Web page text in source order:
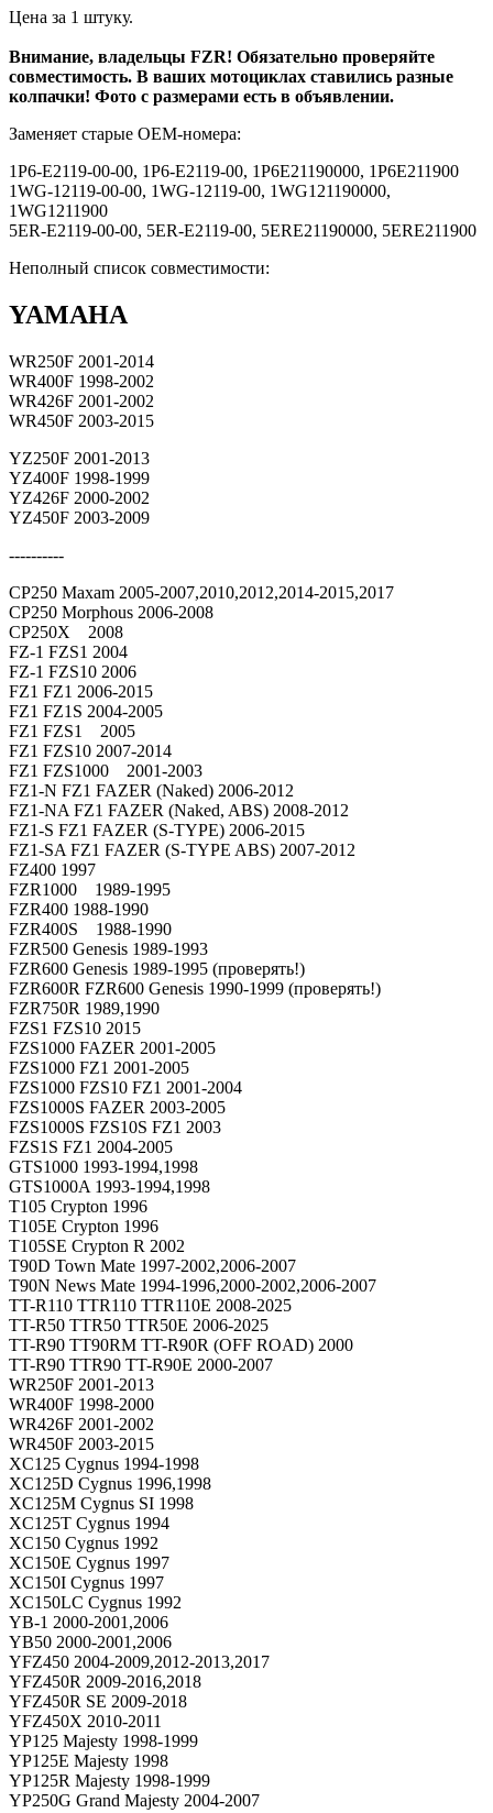
Цена за 1 штуку.
Внимание, владельцы FZR! Обязательно проверяйте
совместимость. В ваших мотоциклах ставились разные
колпачки! Фото с размерами есть в объявлении.
Заменяет старые OEM-номера:
1P6-E2119-00-00, 1P6-E2119-00, 1P6E21190000, 1P6E211900
1WG-12119-00-00, 1WG-12119-00, 1WG121190000,
1WG1211900
5ER-E2119-00-00, 5ER-E2119-00, 5ERE21190000, 5ERE211900
Неполный список совместимости:
YAMAHA
WR250F 2001-2014
WR400F 1998-2002
WR426F 2001-2002
WR450F 2003-2015
YZ250F 2001-2013
YZ400F 1998-1999
YZ426F 2000-2002
YZ450F 2003-2009
----------
CP250 Maxam 2005-2007,2010,2012,2014-2015,2017
CP250 Morphous 2006-2008
CP250X 2008
FZ-1 FZS1 2004
FZ-1 FZS10 2006
FZ1 FZ1 2006-2015
FZ1 FZ1S 2004-2005
FZ1 FZS1 2005
FZ1 FZS10 2007-2014
FZ1 FZS1000 2001-2003
FZ1-N FZ1 FAZER (Naked) 2006-2012
FZ1-NA FZ1 FAZER (Naked, ABS) 2008-2012
FZ1-S FZ1 FAZER (S-TYPE) 2006-2015
FZ1-SA FZ1 FAZER (S-TYPE ABS) 2007-2012
FZ400 1997
FZR1000 1989-1995
FZR400 1988-1990
FZR400S 1988-1990
FZR500 Genesis 1989-1993
FZR600 Genesis 1989-1995 (проверять!)
FZR600R FZR600 Genesis 1990-1999 (проверять!)
FZR750R 1989,1990
FZS1 FZS10 2015
FZS1000 FAZER 2001-2005
FZS1000 FZ1 2001-2005
FZS1000 FZS10 FZ1 2001-2004
FZS1000S FAZER 2003-2005
FZS1000S FZS10S FZ1 2003
FZS1S FZ1 2004-2005
GTS1000 1993-1994,1998
GTS1000A 1993-1994,1998
T105 Crypton 1996
T105E Crypton 1996
T105SE Crypton R 2002
T90D Town Mate 1997-2002,2006-2007
T90N News Mate 1994-1996,2000-2002,2006-2007
TT-R110 TTR110 TTR110E 2008-2025
TT-R50 TTR50 TTR50E 2006-2025
TT-R90 TT90RM TT-R90R (OFF ROAD) 2000
TT-R90 TTR90 TT-R90E 2000-2007
WR250F 2001-2013
WR400F 1998-2000
WR426F 2001-2002
WR450F 2003-2015
XC125 Cygnus 1994-1998
XC125D Cygnus 1996,1998
XC125M Cygnus SI 1998
XC125T Cygnus 1994
XC150 Cygnus 1992
XC150E Cygnus 1997
XC150I Cygnus 1997
XC150LC Cygnus 1992
YB-1 2000-2001,2006
YB50 2000-2001,2006
YFZ450 2004-2009,2012-2013,2017
YFZ450R 2009-2016,2018
YFZ450R SE 2009-2018
YFZ450X 2010-2011
YP125 Majesty 1998-1999
YP125E Majesty 1998
YP125R Majesty 1998-1999
YP250G Grand Majesty 2004-2007